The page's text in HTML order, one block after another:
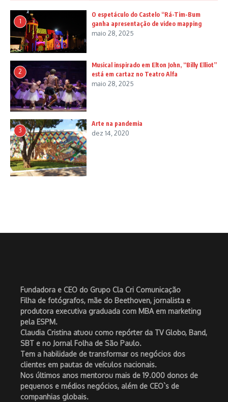
1
O espetáculo do Castelo “Rá-Tim-Bum
ganha apresentação de video mapping
maio 28, 2025
2
Musical inspirado em Elton John, “Billy Elliot”
está em cartaz no Teatro Alfa
maio 28, 2025
3
Arte na pandemia
dez 14, 2020
Fundadora e CEO do Grupo Cla Cri Comunicação
Filha de fotógrafos, mãe do Beethoven, jornalista e
produtora executiva graduada com MBA em marketing
pela ESPM.
Claudia Cristina atuou como repórter da TV Globo, Band,
SBT e no Jornal Folha de São Paulo.
Tem a habilidade de transformar os negócios dos
clientes em pautas de veículos nacionais.
Nos últimos anos mentorou mais de 19.000 donos de
pequenos e médios negócios, além de CEO`s de
companhias globais.